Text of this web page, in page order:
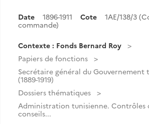
Date 1896-1911 Cote
1AE/138/3
commande)
Contexte : Fonds Bernard Roy
Papiers de fonctions
Secrétaire général du Gouvernement
(1889-1919)
Dossiers thématiques
Administration tunisienne. Contrôles
conseils...